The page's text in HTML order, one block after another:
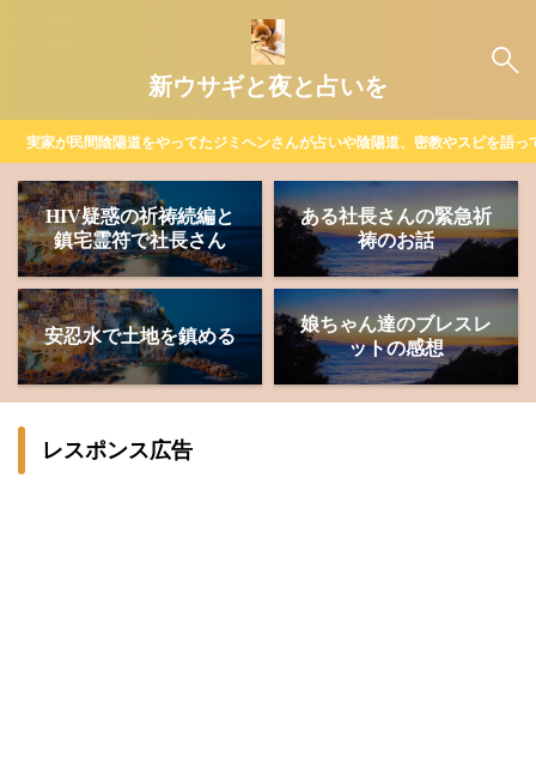
新ウサギと夜と占いを
実家が民間陰陽道をやってたジミヘンさんが占いや陰陽道、密教やスピを語
HIV疑惑の祈祷続編と
鎮宅霊符で社長さん
ある社長さんの緊急祈
祷のお話
安忍水で土地を鎮める
娘ちゃん達のブレスレ
ットの感想
レスポンス広告